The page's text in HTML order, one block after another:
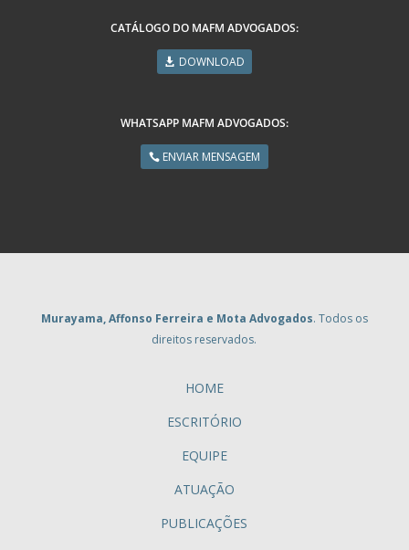
CATÁLOGO DO MAFM ADVOGADOS:
DOWNLOAD
WHATSAPP MAFM ADVOGADOS:
ENVIAR MENSAGEM
Murayama, Affonso Ferreira e Mota Advogados. Todos os
direitos reservados.
HOME
ESCRITÓRIO
EQUIPE
ATUAÇÃO
PUBLICAÇÕES